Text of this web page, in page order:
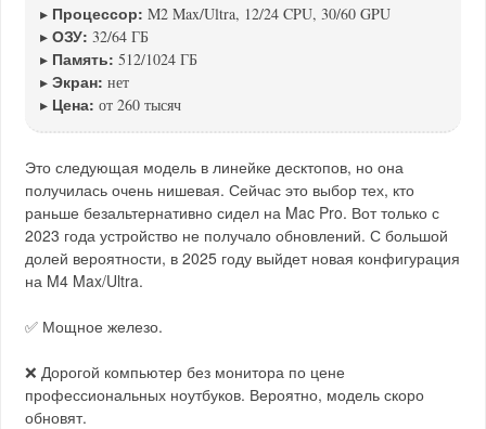
▸ Процессор: M2 Max/Ultra, 12/24 CPU, 30/60 GPU
▸ОЗУ: 32/64 ГБ
▸ Память: 512/1024 ГБ
▸Экран: нет
▸ Цена: от 260 тысяч
Это следующая модель в линейке десктопов, но она
получилась очень нишевая. Сейчас это выбор тех, кто
раньше безальтернативно сидел на Mac Pro. Вот только с
2023 года устройство не получало обновлений. С большой
долей вероятности, в 2025 году выйдет новая конфигурация
на M4 Max/Ultra.
✅ Мощное железо.
❌ Дорогой компьютер без монитора по цене
профессиональных ноутбуков. Вероятно, модель скоро
обновят.